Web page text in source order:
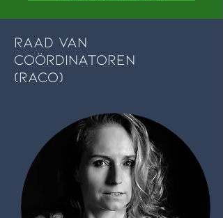
raad van
coördinatoren
(raco)